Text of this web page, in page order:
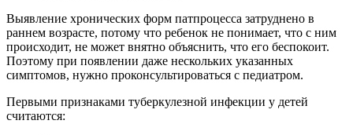
Выявление хронических форм патпроцесса затруднено в
раннем возрасте, потому что ребенок не понимает, что с ним
происходит, не может внятно объяснить, что его беспокоит.
Поэтому при появлении даже нескольких указанных
симптомов, нужно проконсультироваться с педиатром.
Первыми признаками туберкулезной инфекции у детей
считаются: